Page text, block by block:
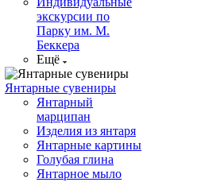
экскурсии по
Парку им. М.
Беккера
Ещё
Янтарные сувениры
Янтарный
марципан
Изделия из янтаря
Янтарные картины
Голубая глина
Янтарное мыло